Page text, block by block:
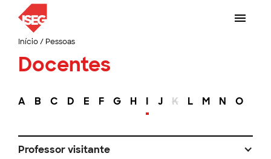
Início/ Pessoas
Docentes
A B C D E F G H I J K L M N O
Professor visitante